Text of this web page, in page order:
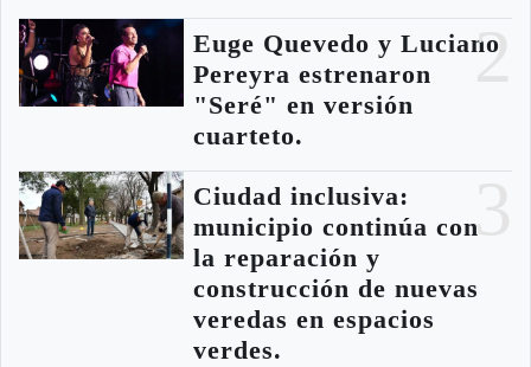
2
Euge Quevedo y Luciano
Pereyra estrenaron
"Seré" en versión
cuarteto.
3
Ciudad inclusiva:
municipio continúa con
la reparación y
construcción de nuevas
veredas en espacios
verdes.